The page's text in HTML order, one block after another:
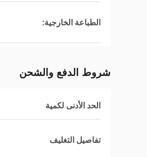
الطباعة الخارجية:
شروط الدفع والشحن
الحد الأدنى لكمية
تفاصيل التغليف